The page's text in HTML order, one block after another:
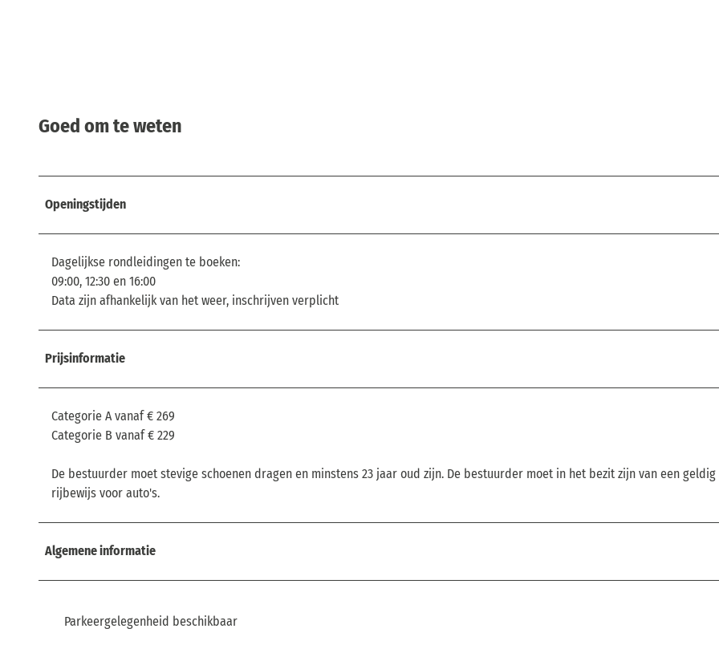
Goed om te weten
Openingstijden
Dagelijkse rondleidingen te boeken:
09:00, 12:30 en 16:00
Data zijn afhankelijk van het weer, inschrijven verplicht
Prijsinformatie
Categorie A vanaf € 269
Categorie B vanaf € 229
De bestuurder moet stevige schoenen dragen en minstens 23 jaar oud zijn. De bestuurder moet in het bezit zijn van een geldig
rijbewijs voor auto's.
Algemene informatie
Parkeergelegenheid beschikbaar